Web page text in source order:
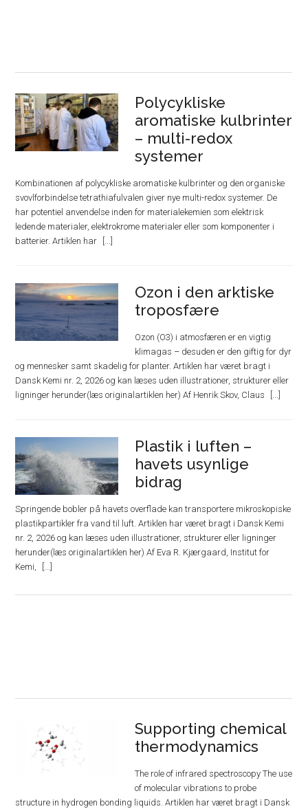
Polycykliske
aromatiske kulbrinter
– multi-redox
systemer
Kombinationen af polycykliske aromatiske kulbrinter og den organiske
svovlforbindelse tetrathiafulvalen giver nye multi-redox systemer. De
har potentiel anvendelse inden for materialekemien som elektrisk
ledende materialer, elektrokrome materialer eller som komponenter i
batterier. Artiklen har
Ozon i den arktiske
troposfære
Ozon (O3) i atmosfæren er en vigtig
klimagas – desuden er den giftig for dyr
og mennesker samt skadelig for planter. Artiklen har været bragt i
Dansk Kemi nr. 2, 2026 og kan læses uden illustrationer, strukturer eller
ligninger herunder(læs originalartiklen her) Af Henrik Skov, Claus
Plastik i luften –
havets usynlige
bidrag
Springende bobler på havets overflade kan transportere mikroskopiske
plastikpartikler fra vand til luft. Artiklen har været bragt i Dansk Kemi
nr. 2, 2026 og kan læses uden illustrationer, strukturer eller ligninger
herunder(læs originalartiklen her) Af Eva R. Kjærgaard, Institut for
Kemi,
Supporting chemical
thermodynamics
The role of infrared spectroscopy The use
of molecular vibrations to probe
structure in hydrogen bonding liquids. Artiklen har været bragt i Dansk